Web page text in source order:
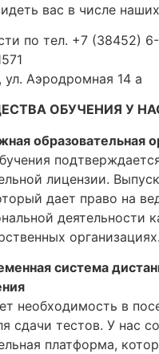
вас в числе
по тел. +7 (38452)
ул. Аэродромная 14 а
ОБУЧЕНИЯ У
образовательная
лицензии.
дает право на
деятельности
организациях.
система
необходимость в
сдачи тестов. У нас
платформа,